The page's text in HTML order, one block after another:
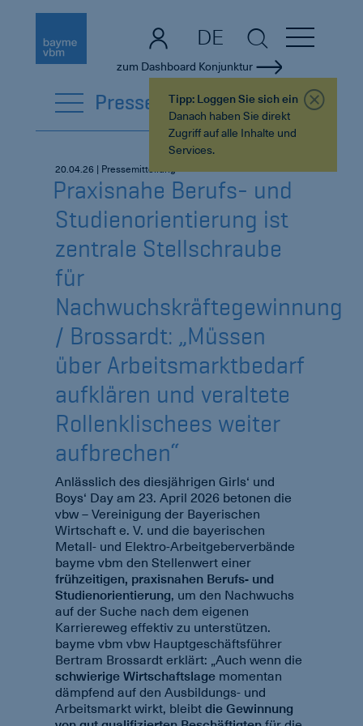
zum Dashboard Konjunktur
Tipp: Loggen Sie sich ein
Danach haben Sie direkt
Zugriff auf alle Inhalte und
Services.
DE
EN
PresseCenter
20.04.26 | Pressemitteilung
Praxisnahe Berufs- und
Studienorientierung ist
zentrale Stellschraube
für
Nachwuchskräftegewinnung
/ Brossardt: „Müssen
über Arbeitsmarktbedarf
aufklären und veraltete
Rollenklischees weiter
aufbrechen“
Anlässlich des diesjährigen Girls‘ und
Boys‘ Day am 23. April 2026 betonen die
vbw – Vereinigung der Bayerischen
Wirtschaft e. V. und die bayerischen
Metall- und Elektro-Arbeitgeberverbände
bayme vbm den Stellenwert einer
frühzeitigen, praxisnahen Berufs- und
Studienorientierung, um den Nachwuchs
auf der Suche nach dem eigenen
Karriereweg effektiv zu unterstützen.
bayme vbm vbw Hauptgeschäftsführer
Bertram Brossardt erklärt: „Auch wenn die
schwierige Wirtschaftslage momentan
dämpfend auf den Ausbildungs- und
Arbeitsmarkt wirkt, bleibt die Gewinnung